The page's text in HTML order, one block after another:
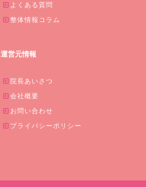
よくある質問
整体情報コラム
運営元情報
院長あいさつ
会社概要
お問い合わせ
プライバシーポリシー